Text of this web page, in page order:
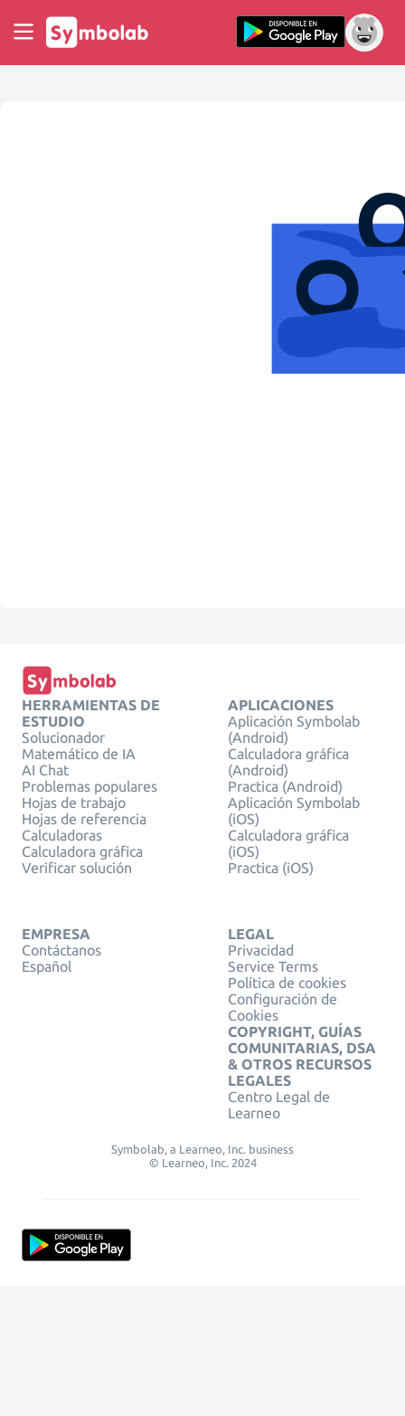
HERRAMIENTAS DE
ESTUDIO
Solucionador
Matemático de IA
AI Chat
Problemas populares
Hojas de trabajo
Hojas de referencia
Calculadoras
Calculadora gráfica
Verificar solución
APLICACIONES
Aplicación Symbolab
(Android)
Calculadora gráfica
(Android)
Practica (Android)
Aplicación Symbolab
(iOS)
Calculadora gráfica
(iOS)
Practica (iOS)
EMPRESA
Contáctanos
Español
LEGAL
Privacidad
Service Terms
Política de cookies
Configuración de
Cookies
COPYRIGHT, GUÍAS
COMUNITARIAS, DSA
& OTROS RECURSOS
LEGALES
Centro Legal de
Learneo
Symbolab, a Learneo, Inc. business
© Learneo, Inc. 2024